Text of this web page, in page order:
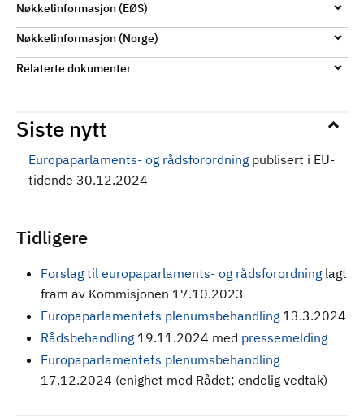
Nøkkelinformasjon (EØS)
Nøkkelinformasjon (Norge)
Relaterte dokumenter
Siste nytt
Europaparlaments- og rådsforordning publisert i EU-
tidende 30.12.2024
Tidligere
Forslag til europaparlaments- og rådsforordning lagt
fram av Kommisjonen 17.10.2023
Europaparlamentets plenumsbehandling 13.3.2024
Rådsbehandling 19.11.2024 med pressemelding
Europaparlamentets plenumsbehandling
17.12.2024 (enighet med Rådet; endelig vedtak)